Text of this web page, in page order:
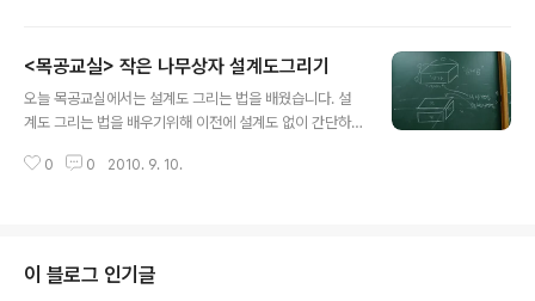
<목공교실> 작은 나무상자 설계도그리기
오늘 목공교실에서는 설계도 그리는 법을 배웠습니다. 설
계도 그리는 법을 배우기위해 이전에 설계도 없이 간단하
림을 그려야 좋을지 자기 나름대로 빈종이에 옮겨 그려보
하면 좋을지 고민하는 것만으로도 저는 작은 목적을 이루
었다고 생각합니다. 그리고 나서 새 종이위에 설계도를 그
0 0 2010. 9. 10.
이 블로그 인기글